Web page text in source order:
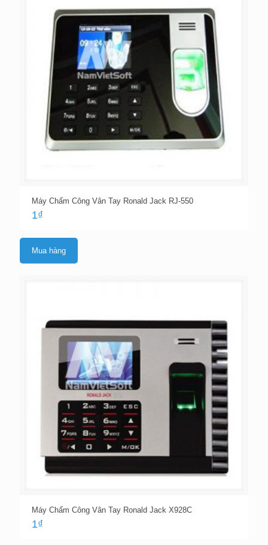
Máy Chấm Công Vân Tay Ronald Jack RJ-550
1₫
Mua hàng
Máy Chấm Công Vân Tay Ronald Jack X928C
1₫